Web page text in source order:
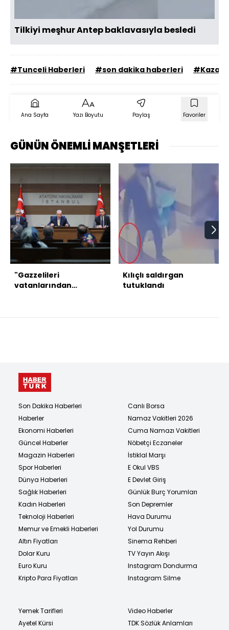
Tilkiyi meşhur Antep baklavasıyla besledi
#Tunceli Haberleri #son dakika haberleri #Kaza
Ana Sayfa Yazı Boyutu Paylaş Favoriler
GÜNÜN ÖNEMLİ MANŞETLERİ
"Gazzelileri
vatanlarından
Kılıçlı saldırgan
tutuklandı
Son Dakika Haberleri
Haberler
Ekonomi Haberleri
Güncel Haberler
Magazin Haberleri
Spor Haberleri
Dünya Haberleri
Sağlık Haberleri
Kadın Haberleri
Teknoloji Haberleri
Memur ve Emekli Haberleri
Altın Fiyatları
Dolar Kuru
Euro Kuru
Kripto Para Fiyatları
Canlı Borsa
Namaz Vakitleri 2026
Cuma Namazı Vakitleri
Nöbetçi Eczaneler
İstiklal Marşı
E Okul VBS
E Devlet Giriş
Günlük Burç Yorumları
Son Depremler
Hava Durumu
Yol Durumu
Sinema Rehberi
TV Yayın Akışı
Instagram Dondurma
Instagram Silme
Yemek Tarifleri
Ayetel Kürsi
Video Haberler
TDK Sözlük Anlamları